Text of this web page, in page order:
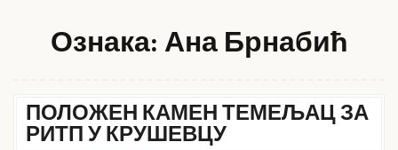
Ознака: Ана Брнабић
ПОЛОЖЕН КАМЕН ТЕМЕЉАЦ ЗА
РИТП У КРУШЕВЦУ